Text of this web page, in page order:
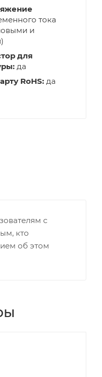
тока
и
для
да
RoHS: да
с
кто
об этом